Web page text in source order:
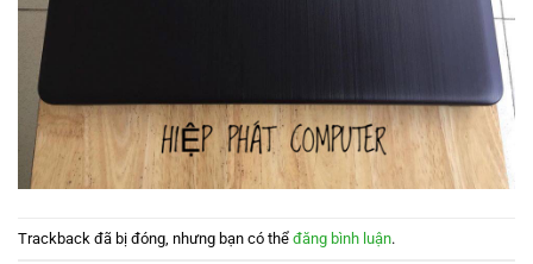
Trackback đã bị đóng, nhưng bạn có thể đăng bình luận.